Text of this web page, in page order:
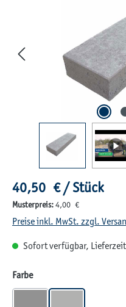
Regulärer Preis:
40,50 € / Stück
Musterpreis: 4,00 €
Preise inkl. MwSt. zzgl.
Sofort verfügbar,
Farbeauswählen